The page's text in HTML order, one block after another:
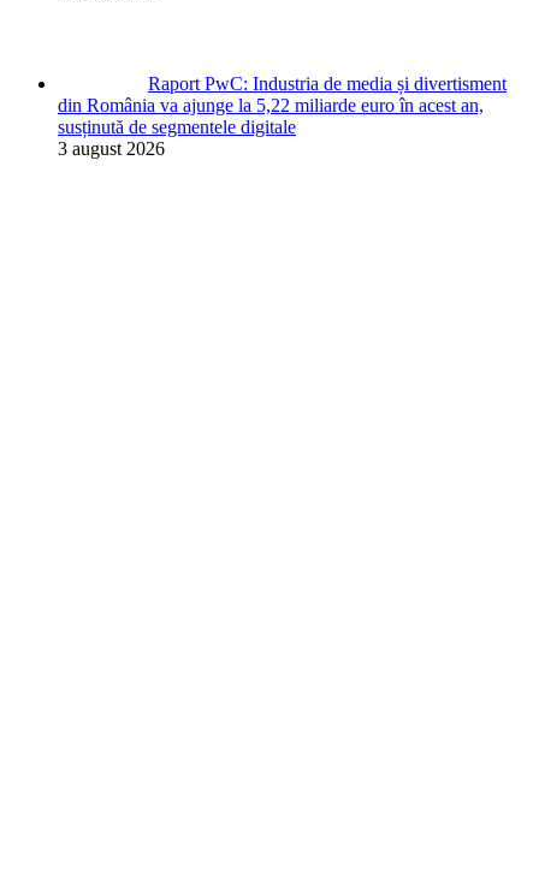
Raport PwC: Industria de media și divertisment
din România va ajunge la 5,22 miliarde euro în acest an,
susținută de segmentele digitale
3 august 2026